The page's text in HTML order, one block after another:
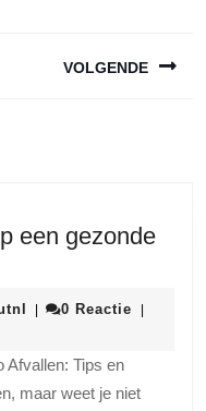
VOLGENDE
een gezonde
sophiainstituutnl
| 0 Reactie |
Afvallen: Tips en
maar weet je niet